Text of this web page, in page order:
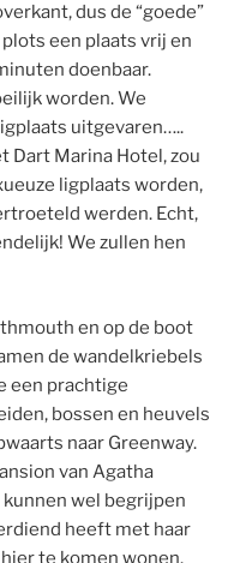
dus de “goede”
een plaats vrij en
doenbaar.
worden. We
uitgevaren…..
Dart Marina Hotel, zou
ligplaats worden,
werden. Echt,
We zullen hen
en op de boot
de wandelkriebels
een prachtige
bossen en heuvels
naar Greenway.
van Agatha
wel begrijpen
heeft met haar
te komen wonen.